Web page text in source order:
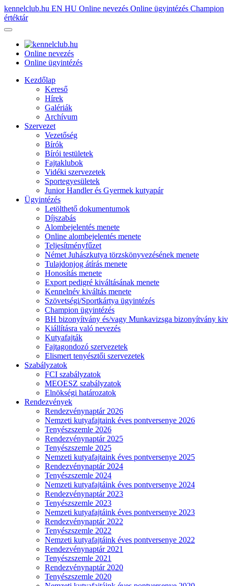
kennelclub.hu EN HU Online nevezés Online ügyintézés Champion
értéktár
Online nevezés
Online ügyintézés
Kezdőlap
Kereső
Hírek
Galériák
Archívum
Szervezet
Vezetőség
Bírók
Bírói testületek
Fajtaklubok
Vidéki szervezetek
Sportegyesületek
Junior Handler és Gyermek kutyapár
Ügyintézés
Letölthető dokumentumok
Díjszabás
Alombejelentés menete
Online alombejelentés menete
Teljesítményfűzet
Német Juhászkutya törzskönyvezésének menete
Tulajdonjog átírás menete
Honosítás menete
Export pedigré kiváltásának menete
Kennelnév kiváltás menete
Szövetségi/Sportkártya ügyintézés
Champion ügyintézés
BH bizonyítvány és/vagy Munkavizsga bizonyítvány
Kiállításra való nevezés
Kutyafajták
Fajtagondozó szervezetek
Elismert tenyésztői szervezetek
Szabályzatok
FCI szabályzatok
MEOESZ szabályzatok
Elnökségi határozatok
Rendezvények
Rendezvénynaptár 2026
Nemzeti kutyafajtaink éves pontversenye 2026
Tenyészszemle 2026
Rendezvénynaptár 2025
Tenyészszemle 2025
Nemzeti kutyafajtaink éves pontversenye 2025
Rendezvénynaptár 2024
Tenyészszemle 2024
Nemzeti kutyafajtáink éves pontversenye 2024
Rendezvénynaptár 2023
Tenyészszemle 2023
Nemzeti kutyafajtáink éves pontversenye 2023
Rendezvénynaptár 2022
Tenyészszemle 2022
Nemzeti kutyafajtáink éves pontversenye 2022
Rendezvénynaptár 2021
Tenyészszemle 2021
Rendezvénynaptár 2020
Tenyészszemle 2020